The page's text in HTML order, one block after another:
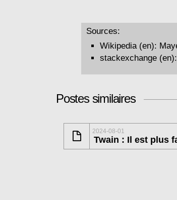
Sources:
Wikipedia (en):
stackexchange (en):
Postes similaires
2024-08-01
Twain : Il est plus